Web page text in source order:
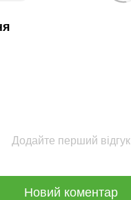
Додайте перший відгук
Новий коментар